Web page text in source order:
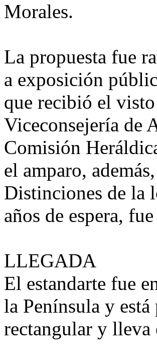
Morales.
La propuesta fue
a exposición
que recibió el
Viceconsejería de
Comisión
el amparo,
Distinciones de la
años de espera,
LLEGADA
El estandarte fue
la Península y
rectangular y